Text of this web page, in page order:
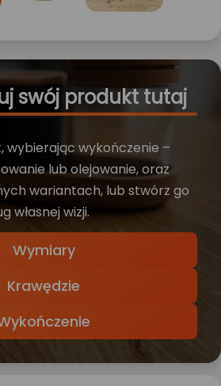
swój produkt tutaj
wybierając wykończenie –
lub olejowanie, oraz
wariantach, lub stwórz go
własnej wizji.
Wymiary
Krawędzie